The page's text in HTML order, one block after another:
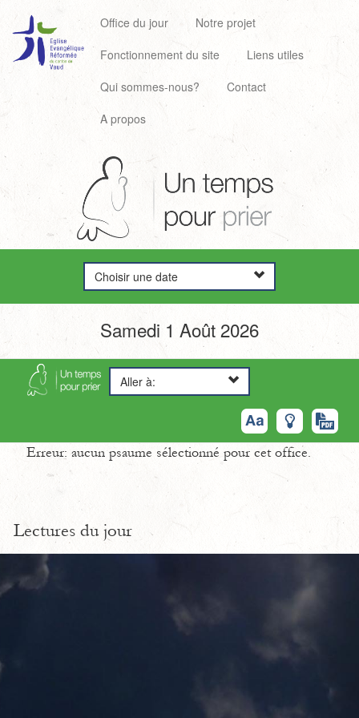
Office du jour
Notre projet
Fonctionnement du site
Liens utiles
Qui sommes-nous?
Contact
A propos
Choisir une date
Samedi 1 Août 2026
Aller à:
Erreur: aucun psaume sélectionné pour cet office.
Lectures du jour